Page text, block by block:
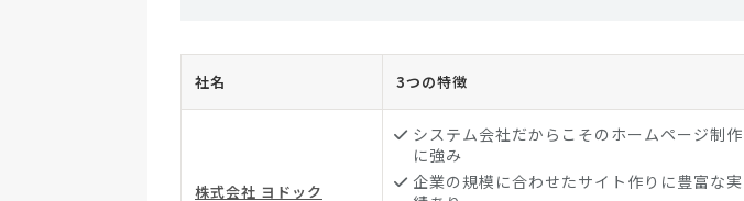
社名 3つの特徴
株式会社 ヨドック
システム会社だからこそのホームページ制作
に強み
企業の規模に合わせたサイト作りに豊富な実